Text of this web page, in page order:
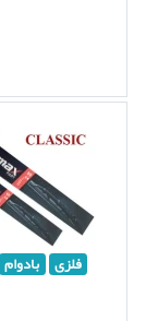
فلزی بادوام